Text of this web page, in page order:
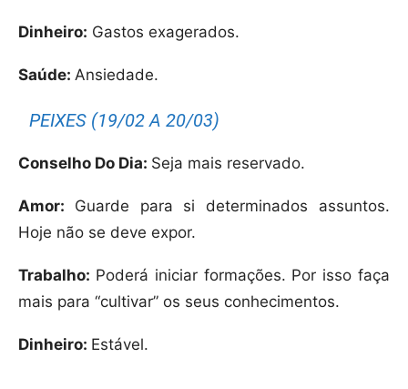
Dinheiro: Gastos exagerados.
Saúde: Ansiedade.
PEIXES (19/02 A 20/03)
Conselho Do Dia: Seja mais reservado.
Amor: Guarde para si determinados assuntos.
Hoje não se deve expor.
Trabalho: Poderá iniciar formações. Por isso faça
mais para “cultivar” os seus conhecimentos.
Dinheiro: Estável.